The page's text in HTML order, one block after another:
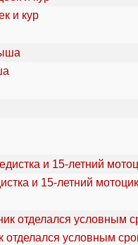
и кур
и 15-летний
отделался условным